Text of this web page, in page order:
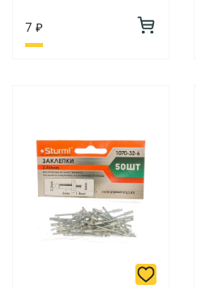
7 ₽